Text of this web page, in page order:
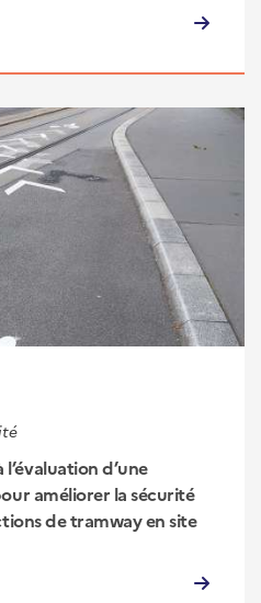
d’une
améliorer la sécurité
de tramway en site